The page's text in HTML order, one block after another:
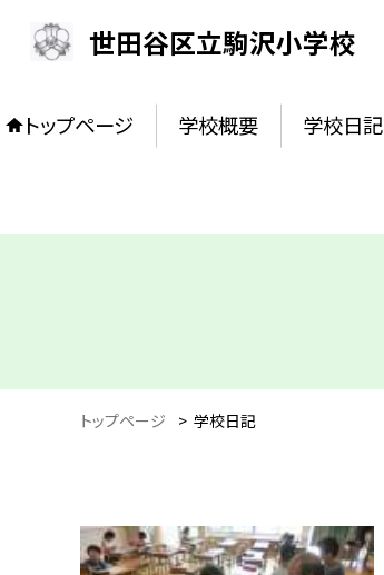
世田谷区立駒沢小学校
トップページ 学校概要 学校日記
トップページ > 学校日記